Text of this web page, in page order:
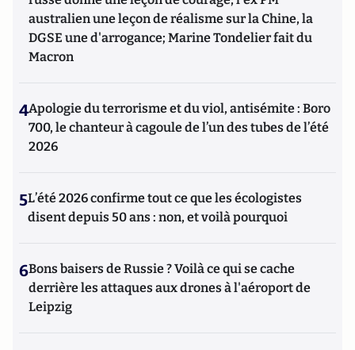
australien une leçon de réalisme sur la Chine, la
DGSE une d'arrogance; Marine Tondelier fait du
Macron
4Apologie du terrorisme et du viol, antisémite : Boro
700, le chanteur à cagoule de l’un des tubes de l’été
2026
5L’été 2026 confirme tout ce que les écologistes
disent depuis 50 ans : non, et voilà pourquoi
6Bons baisers de Russie ? Voilà ce qui se cache
derrière les attaques aux drones à l'aéroport de
Leipzig